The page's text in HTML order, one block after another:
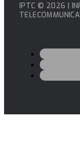
IPTC © 2026 |